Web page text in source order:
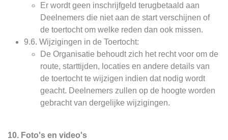
Er wordt geen inschrijfgeld terugbetaald aan
Deelnemers die niet aan de start verschijnen of
de toertocht om welke reden dan ook missen.
9.6. Wijzigingen in de Toertocht:
De Organisatie behoudt zich het recht voor om de
route, starttijden, locaties en andere details van
de toertocht te wijzigen indien dat nodig wordt
geacht. Deelnemers zullen op de hoogte worden
gebracht van dergelijke wijzigingen.
10. Foto's en video's